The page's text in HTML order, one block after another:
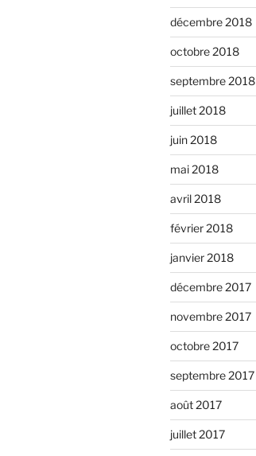
décembre 2018
octobre 2018
septembre 2018
juillet 2018
juin 2018
mai 2018
avril 2018
février 2018
janvier 2018
décembre 2017
novembre 2017
octobre 2017
septembre 2017
août 2017
juillet 2017